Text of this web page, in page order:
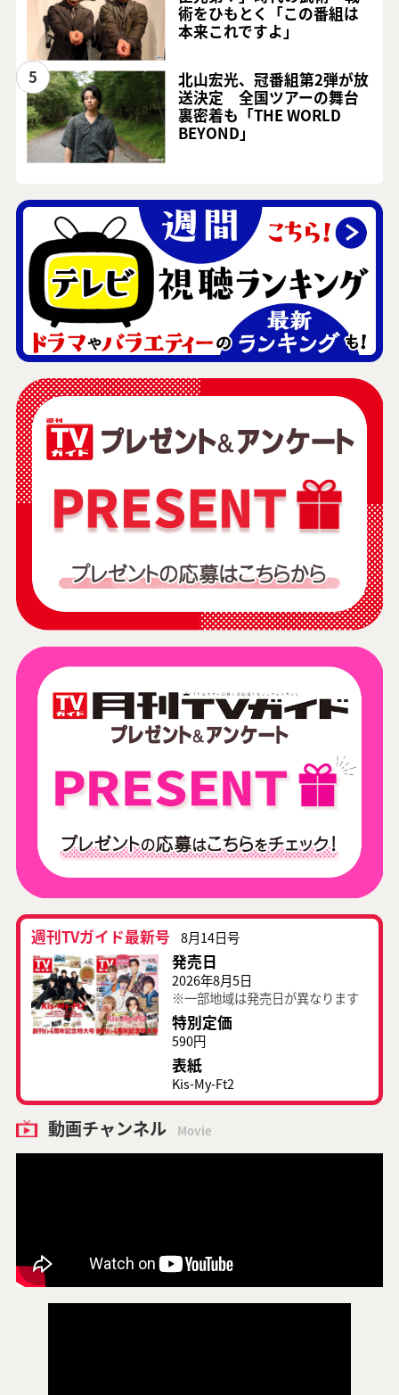
術をひもとく「この番組は
本来これですよ」
5
北山宏光、冠番組第2弾が放
送決定 全国ツアーの舞台
裏密着も「THE WORLD
BEYOND」
週刊TVガイド最新号 8月14日号
発売日
2026年8月5日
※一部地域は発売日が異なります
特別定価
590円
表紙
Kis-My-Ft2
動画チャンネル Movie